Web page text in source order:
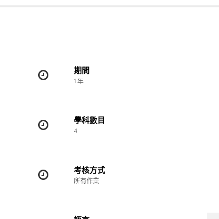
期間
1年
學科數目
4
考核方式
所有作業